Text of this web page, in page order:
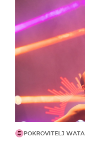
POKROVITELJ WATA